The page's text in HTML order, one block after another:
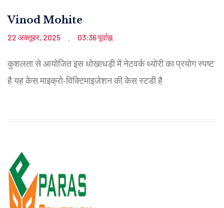
Vinod Mohite
22 अक्तूबर, 2025 03:36 पूर्वाह्न
कुशलता से आयोजित इस धोखाधड़ी में नेटवर्क थ्योरी का प्रयोग स्पष्ट
है यह केस माइक्रो‑विक्टिमाइजेशन की केस स्टडी है